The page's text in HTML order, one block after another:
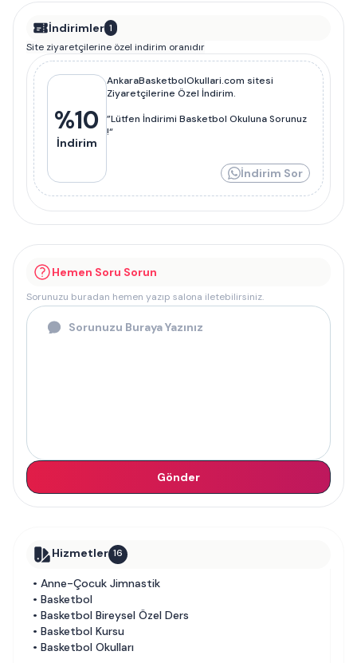
İndirimler 1
Site ziyaretçilerine özel indirim oranıdır
%10
İndirim
AnkaraBasketbolOkullari.com sitesi
Ziyaretçilerine Özel İndirim.
”Lütfen İndirimi Basketbol Okuluna Sorunuz
!“
İndirim Sor
Hemen Soru Sorun
Sorunuzu buradan hemen yazıp salona iletebilirsiniz.
Gönder
Hizmetler 16
• Anne-Çocuk Jimnastik
• Basketbol
• Basketbol Bireysel Özel Ders
• Basketbol Kursu
• Basketbol Okulları